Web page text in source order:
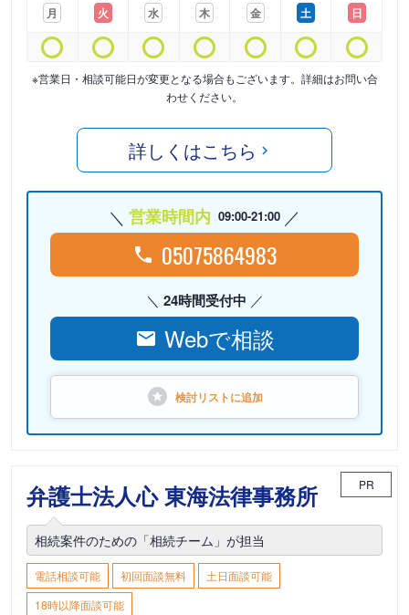
月
火
水
木
金
土
日
※営業日・相談可能日が変更となる場合もございます。詳細はお問い合
わせください。
詳しくはこちら
営業時間内 09:00-21:00
05075864983
24時間受付中
Webで相談
検討リストに追加
弁護士法人心 東海法律事務所 PR
相続案件のための「相続チーム」が担当
電話相談可能 初回面談無料
土日面談可能
18時以降面談可能